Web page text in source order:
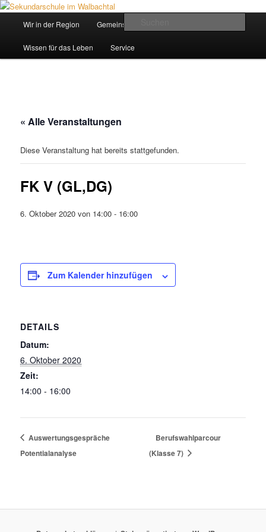
Zum
wechseln
Sekundarschule im Walbachtal
Wir in der Region Gemeinsam ein Weg
Wissen für das Leben Service
« Alle Veranstaltungen
Diese Veranstaltung hat bereits stattgefunden.
FK V (GL,DG)
6. Oktober 2020 von 14:00 - 16:00
Zum Kalender hinzufügen
DETAILS
Datum:
6. Oktober 2020
Zeit:
14:00 - 16:00
Auswertungsgespräche
Potentialanalyse
Berufswahlparcour
(Klasse 7)